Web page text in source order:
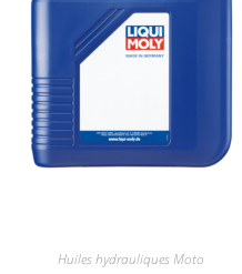
Huiles hydrauliques Moto